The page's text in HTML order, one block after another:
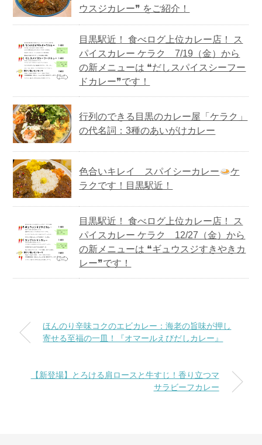
ウスジカレー❞ をご紹介！
目黒駅近！ 食べログ上位カレー店！ ス
パイスカレー ケラク 7/19（金）から
の新メニューは ❝だしスパイスシーフー
ドカレー❞です！
行列のできる目黒のカレー屋「ケラク」
の代名詞：3種のあいがけカレー
色合いキレイ スパイシーカレー
ケ
ラクです！目黒駅近！
目黒駅近！ 食べログ上位カレー店！ ス
パイスカレー ケラク 12/27（金）から
の新メニューは ❝ギュウスジすきやきカ
レー❞です！
ほんのり辛味コクのエビカレー：海老の旨味が押し
寄せる至福の一皿！『オマールえびだしカレー』
【新登場】とろける肩ロースと牛すじ！香り立つマ
サラビーフカレー